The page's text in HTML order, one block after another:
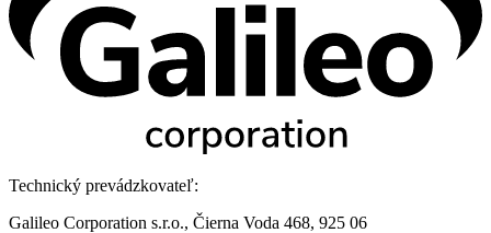
Technický prevádzkovateľ:
Galileo Corporation s.r.o., Čierna Voda 468, 925 06